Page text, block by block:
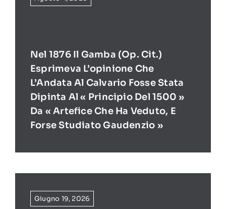
Nel 1876 Il Gamba (op. Cit.)
Esprimeva L’opinione Che
L’Andata Al Calvario Fosse Stata
Dipinta Al « Principio Del 1500 »
Da « Artefice Che Ha Veduto, E
Forse Studiato Gaudenzio »
Giugno 19, 2026